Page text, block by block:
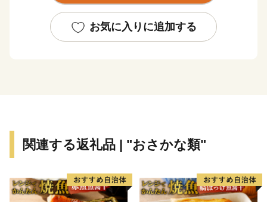
高知の魅力は、近くでとれた新鮮な魚や野菜など、季節
お気に入りに追加する
関連する返礼品 | "おさかな類"